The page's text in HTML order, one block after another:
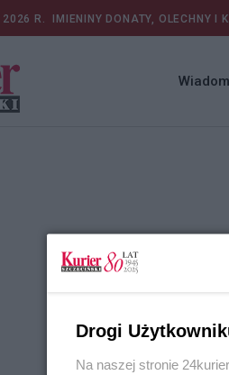
2026 R. IMIENINY DONATY, OLECHNY I
Drogi
Na naszej stronie